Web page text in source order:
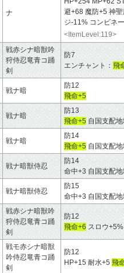
ナ
避+68 魔防+5 神
ジ-11% コンビネ
<ItemLevel:119>
戦赤シナ暗獣吟
狩侍忍竜青コ踊
剣
防7
エンチャント： 飛
戦ナ暗
防12
飛命+5
戦ナ暗
防13
飛命+5 自国支配
戦ナ暗
防14
飛命+5 自国支配
戦ナ暗獣侍忍
防14
命中+3 自国支配
戦ナ暗獣侍忍
防15
命中+3 自国支配
戦赤シナ暗獣吟
狩侍忍竜青コ踊
剣
防12
飛命+6 スロウ
戦モ赤シナ暗獣
吟侍忍竜青コ踊
剣
防12
HP+15 耐水+5 飛